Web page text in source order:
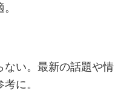
ない。最新の話題や情
に。